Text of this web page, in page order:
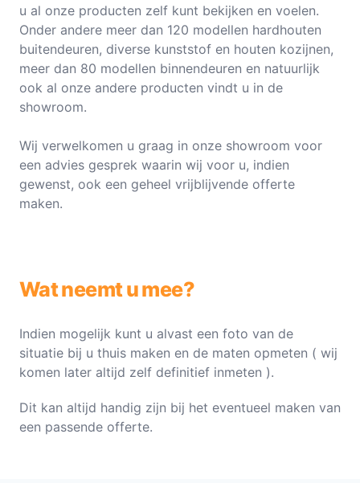
u al onze producten zelf kunt bekijken en voelen.
Onder andere meer dan 120 modellen hardhouten
buitendeuren, diverse kunststof en houten kozijnen,
meer dan 80 modellen binnendeuren en natuurlijk
ook al onze andere producten vindt u in de
showroom.
Wij verwelkomen u graag in onze showroom voor
een advies gesprek waarin wij voor u, indien
gewenst, ook een geheel vrijblijvende offerte
maken.
Wat neemt u mee?
Indien mogelijk kunt u alvast een foto van de
situatie bij u thuis maken en de maten opmeten ( wij
komen later altijd zelf definitief inmeten ).
Dit kan altijd handig zijn bij het eventueel maken van
een passende offerte.